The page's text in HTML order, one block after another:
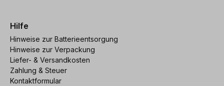
Hilfe
Hinweise zur Batterieentsorgung
Hinweise zur Verpackung
Liefer- & Versandkosten
Zahlung & Steuer
Kontaktformular